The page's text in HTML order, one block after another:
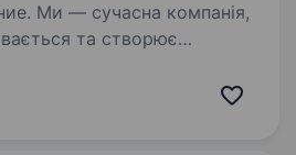
та створює
командна взаємодія